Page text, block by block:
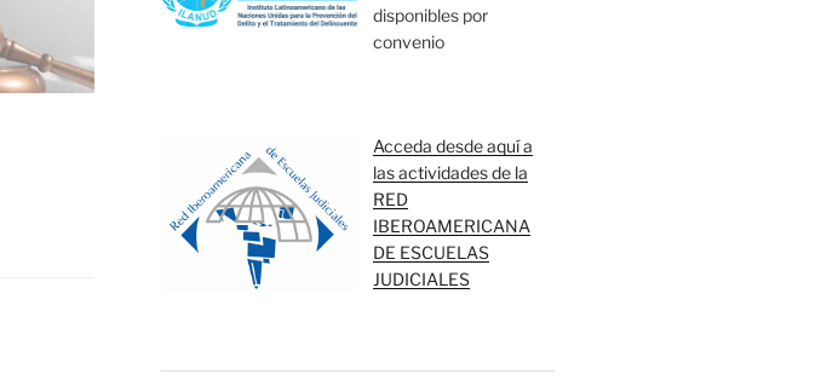
disponibles por
convenio
Acceda desde aquí a
las actividades de la
RED
IBEROAMERICANA
DE ESCUELAS
JUDICIALES